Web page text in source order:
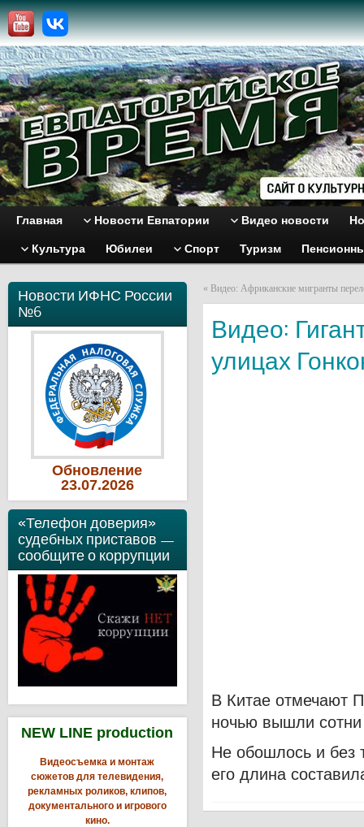
Главная Новости Евпатории Видео новости
Культура Юбилеи Спорт Туризм
Новости ИФНС России
№6
Обновление
23.07.2026
«Телефон доверия»
судебных приставов —
сообщите о коррупции
NEW LINE production
Видеосъемка и монтаж
сюжетов для телевидения,
рекламных роликов, клипов,
документального и игрового
кино.
« Видео: Африканские мигранты
Видео:
улицах
В Китае отмечают
ночью вышли
Не обошлось и без
его длина